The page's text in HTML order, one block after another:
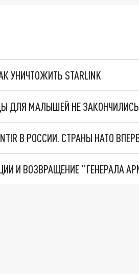
УНИЧТОЖИТЬ STARLINK
ДЛЯ МАЛЫШЕЙ НЕ ЗАКОНЧИЛИСЬ